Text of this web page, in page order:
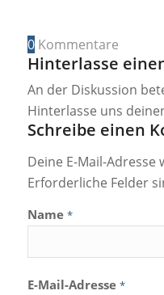
0 Kommentare
Hinterlasse
An der Diskussion
Hinterlasse uns
Schreibe einen
Deine E-Mail-
Erforderliche Felder
Name *
E-Mail-Adresse *